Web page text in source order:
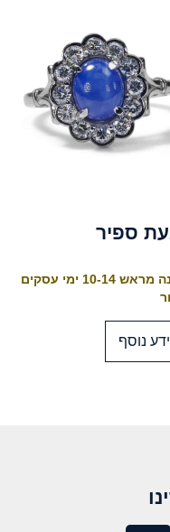
ספיר
הזמנה מראש 10-14 ימי עסקים
נוסף